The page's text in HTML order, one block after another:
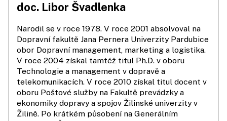
doc. Libor Švadlenka
Narodil se v roce 1978. V roce 2001 absolvoval na
Dopravní fakultě Jana Pernera Univerzity Pardubice
obor Dopravní management, marketing a logistika.
V roce 2004 získal tamtéž titul Ph.D. v oboru
Technologie a management v dopravě a
telekomunikacích. V roce 2010 získal titul docent v
oboru Poštové služby na Fakultě prevádzky a
ekonomiky dopravy a spojov Žilinské univerzity v
Žilině. Po krátkém působení na Generálním